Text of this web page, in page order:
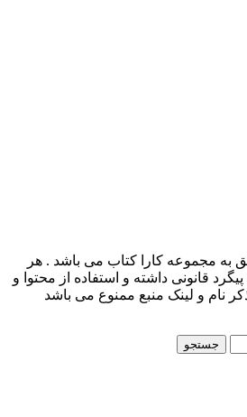
به مجموعه کارا کتاب می باشد . هر
قانونی داشته و استفاده از محتوا و
نام و لینک منبع ممنوع می باشد
جستجو